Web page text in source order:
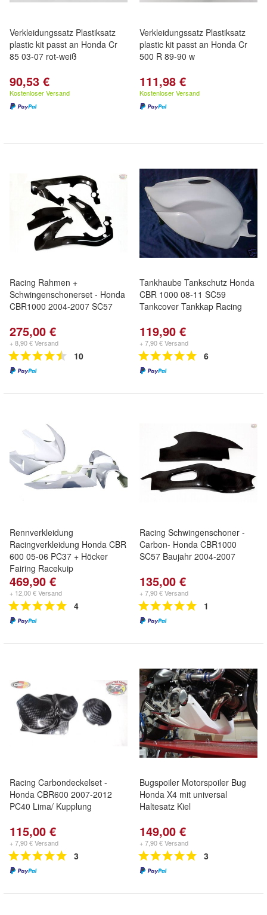
Verkleidungssatz Plastiksatz
plastic kit passt an Honda Cr
85 03-07 rot-weiß
90,53 €
Kostenloser Versand
Verkleidungssatz Plastiksatz
plastic kit passt an Honda Cr
500 R 89-90 w
111,98 €
Kostenloser Versand
Racing Rahmen +
Schwingenschonerset - Honda
CBR1000 2004-2007 SC57
275,00 €
+ 8,90 € Versand
10
Tankhaube Tankschutz Honda
CBR 1000 08-11 SC59
Tankcover Tankkap Racing
119,90 €
+ 7,90 € Versand
6
Rennverkleidung
Racingverkleidung Honda CBR
600 05-06 PC37 + Höcker
Fairing Racekuip
469,90 €
+ 12,00 € Versand
4
Racing Schwingenschoner -
Carbon- Honda CBR1000
SC57 Baujahr 2004-2007
135,00 €
+ 7,90 € Versand
1
Racing Carbondeckelset -
Honda CBR600 2007-2012
PC40 Lima/ Kupplung
115,00 €
+ 7,90 € Versand
3
Bugspoiler Motorspoiler Bug
Honda X4 mit universal
Haltesatz Kiel
149,00 €
+ 7,90 € Versand
3